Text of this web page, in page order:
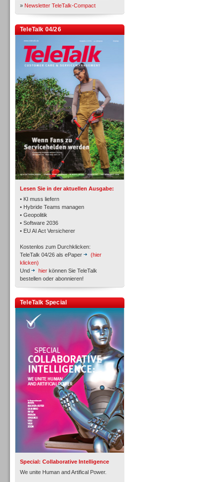
» Newsletter TeleTalk-Compact
TeleTalk 04/26
Lesen Sie in der aktuellen Ausgabe:
• KI muss liefern
• Hybride Teams managen
• Geopolitik
• Software 2036
• EU AI Act Versicherer
Kostenlos zum Durchklicken:
TeleTalk 04/26 als ePaper
(hier
klicken)
Und
hier können Sie TeleTalk
bestellen oder abonnieren!
TeleTalk Special
Special: Collaborative Intelligence
We unite Human and Artifical Power.
TK- und ACD-Systeme
Workforce-Management
Personal
Inbound